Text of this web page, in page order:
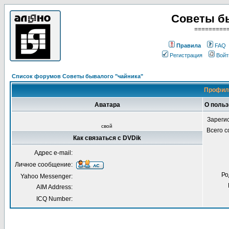
Советы
Правила
FAQ
Регистрация
Список форумов Советы бывалого "чайника"
Аватара О
свой
Всего
Как связаться с DVDik
Адрес e-mail:
Личное сообщение:
Yahoo Messenger:
AIM Address:
ICQ Number: